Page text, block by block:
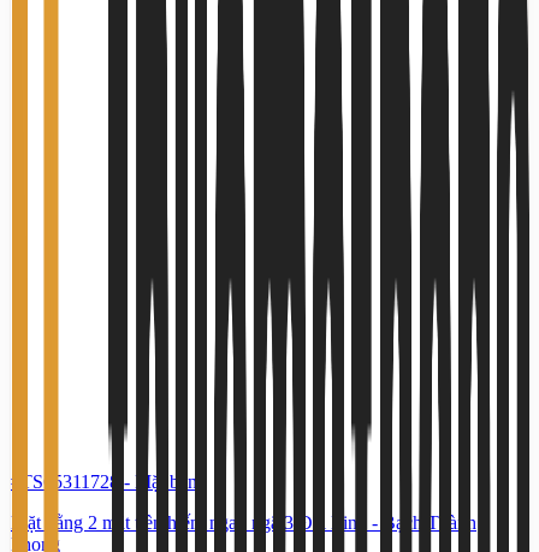
#TS65311728 - Mặt bằng
Mặt bằng 2 mặt tiền hiếm ngay ngã 3 Đại Linh - Bạch Thành
Phong